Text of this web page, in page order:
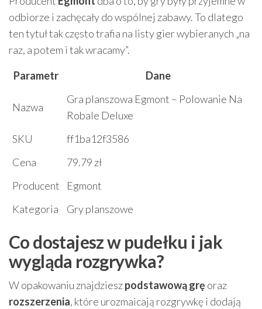
odbiorze i zachęcały do wspólnej zabawy. To dlatego
ten tytuł tak często trafia na listy gier wybieranych „na
raz, a potem i tak wracamy”.
Parametr
Dane
Nazwa
Gra planszowa Egmont – Polowanie Na
Robale Deluxe
SKU
ff1ba12f3586
Cena
79.79 zł
Producent
Egmont
Kategoria
Gry planszowe
Co dostajesz w pudełku i jak
wygląda rozgrywka?
W opakowaniu znajdzieszpodstawową grę oraz
rozszerzenia, które urozmaicają rozgrywkę i dodają